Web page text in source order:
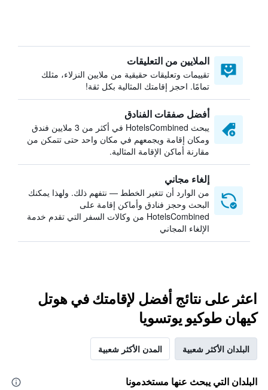
الملايين من التعليقات
تقييمات وتعليقات حقيقية من ملايين النزلاء، مثلك
تمامًا. احجز إقامتك المثالية بكل ثقة!
أفضل صفقات الفنادق
يبحث HotelsCombined في أكثر من 3 ملايين فندق
ومكان إقامة ويجمعهم في مكان واحد حتى تتمكن من
مقارنة أماكن الإقامة المثالية.
إلغاء مجاني
من الوارد أن تتغير الخطط — نتفهم ذلك. ولهذا يمكنك
البحث وحجز فنادق وأماكن إقامة على
HotelsCombined من وكالات السفر التي تقدم خدمة
الإلغاء المجاني
اعثر على نتائج أفضل لإقامتك في هوتل
كيهان طوكيو يوتسويا
البلدان الأكثر شعبية المدن الأكثر شعبية
البلدان التي يبحث عنها مستخدمونا